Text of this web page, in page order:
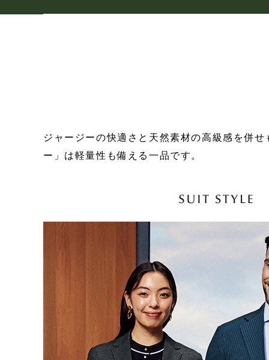
ジャージーの快適さと天然素材の高級感を併
ー」は軽量性も備える一品です。